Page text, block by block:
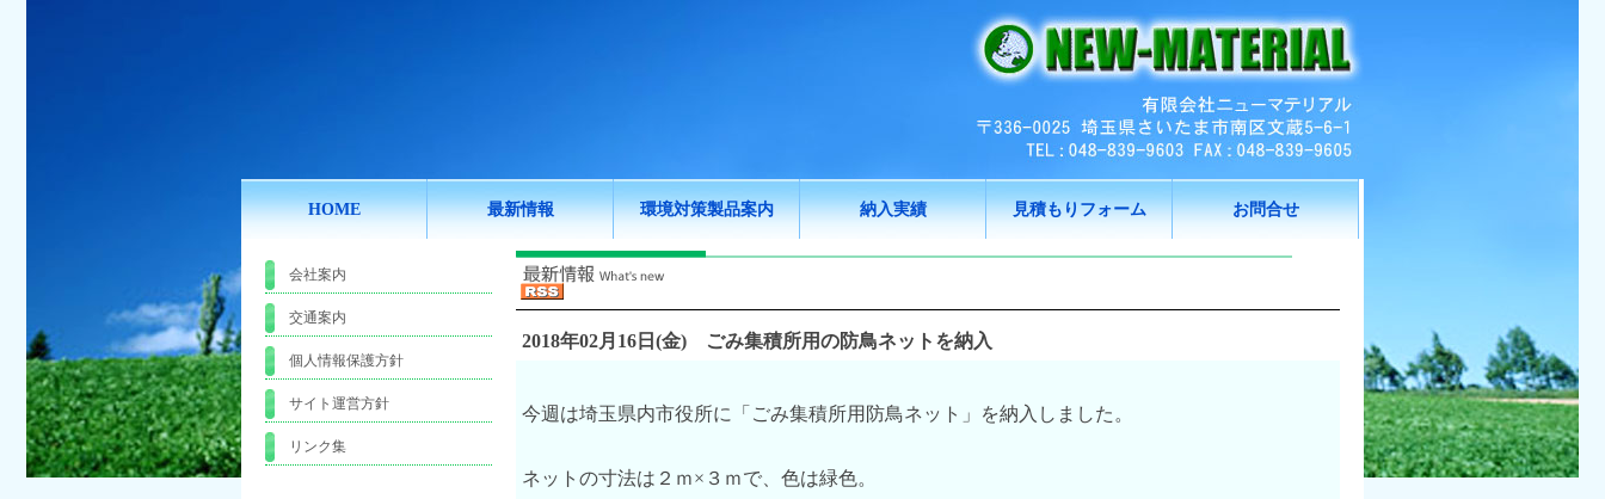
HOME 最新情報 環境対策製品案内 納入実績 見積もりフォーム お問合せ
会社案内
交通案内
個人情報保護方針
サイト運営方針
リンク集
2018年02月16日(金) ごみ集積所用の防鳥ネットを納入
今週は埼玉県内市役所に「ごみ集積所用防鳥ネット」を納入しました。
ネットの寸法は２ｍ×３ｍで、色は緑色。